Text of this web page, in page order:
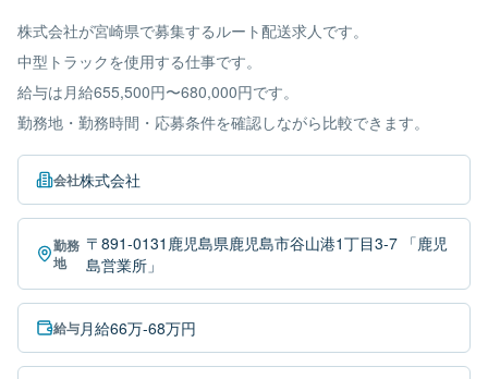
株式会社が宮崎県で募集するルート配送求人です。
中型トラックを使用する仕事です。
給与は月給655,500円〜680,000円です。
勤務地・勤務時間・応募条件を確認しながら比較できます。
会社株式会社
勤務
地
〒891-0131鹿児島県鹿児島市谷山港1丁目3-7 「鹿児
島営業所」
給与月給66万-68万円